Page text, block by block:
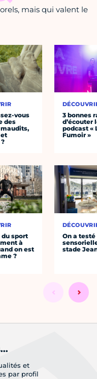
mais qui valent le
vous
des
du sport
à
on est
?
3 bonnes
d’écouter
podcast «
Fumoir »
On a
stade
et
par profil